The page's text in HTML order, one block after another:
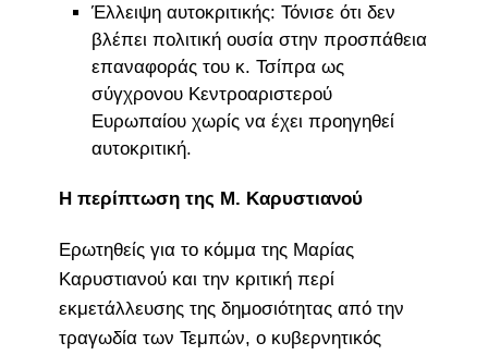
Έλλειψη αυτοκριτικής: Τόνισε ότι δεν
βλέπει πολιτική ουσία στην προσπάθεια
επαναφοράς του κ. Τσίπρα ως
σύγχρονου Κεντροαριστερού
Ευρωπαίου χωρίς να έχει προηγηθεί
αυτοκριτική.
Η περίπτωση της Μ. Καρυστιανού
Ερωτηθείς για το κόμμα της Μαρίας
Καρυστιανού και την κριτική περί
εκμετάλλευσης της δημοσιότητας από την
τραγωδία των Τεμπών, ο κυβερνητικός